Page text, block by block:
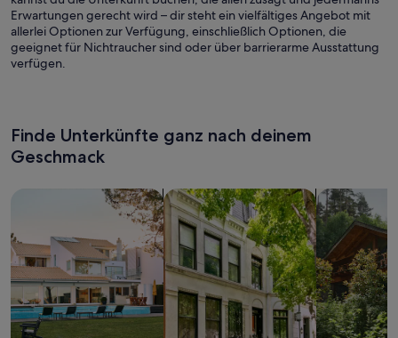
Erwartungen gerecht wird – dir steht ein vielfältiges Angebot mit
allerlei Optionen zur Verfügung, einschließlich Optionen, die
geeignet für Nichtraucher sind oder über barrierarme Ausstattung
verfügen.
Finde Unterkünfte ganz nach deinem
Geschmack
Suche nach FerienhäusernSuche nach Ferienwohnungen oder
Suche nach